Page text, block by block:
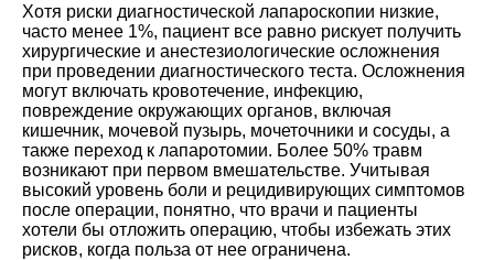
Хотя риски диагностической лапароскопии низкие,
часто менее 1%, пациент все равно рискует получить
хирургические и анестезиологические осложнения
при проведении диагностического теста. Осложнения
могут включать кровотечение, инфекцию,
повреждение окружающих органов, включая
кишечник, мочевой пузырь, мочеточники и сосуды, а
также переход к лапаротомии. Более 50% травм
возникают при первом вмешательстве. Учитывая
высокий уровень боли и рецидивирующих симптомов
после операции, понятно, что врачи и пациенты
хотели бы отложить операцию, чтобы избежать этих
рисков, когда польза от нее ограничена.